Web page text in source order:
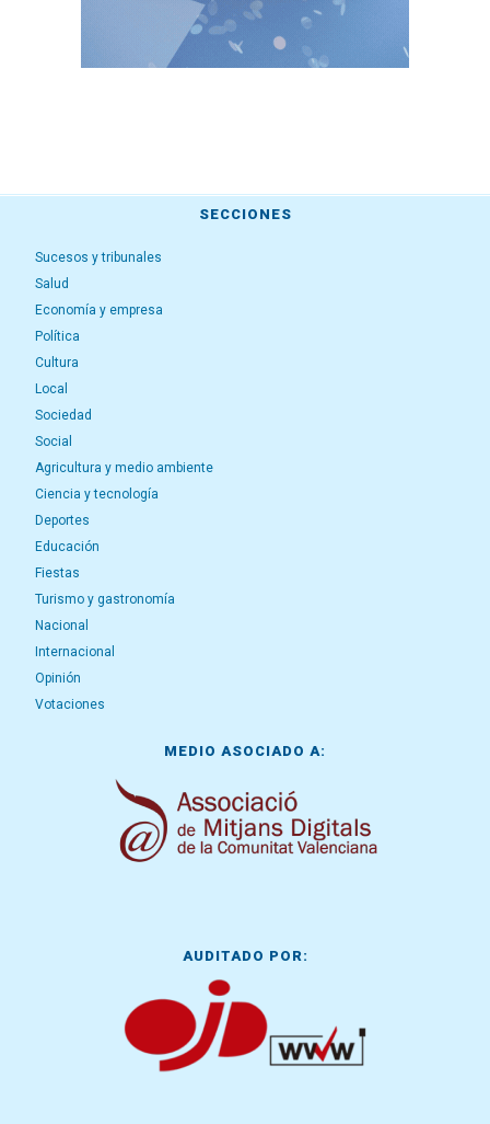
SECCIONES
Sucesos y tribunales
Salud
Economía y empresa
Política
Cultura
Local
Sociedad
Social
Agricultura y medio ambiente
Ciencia y tecnología
Deportes
Educación
Fiestas
Turismo y gastronomía
Nacional
Internacional
Opinión
Votaciones
MEDIO ASOCIADO A:
AUDITADO POR: